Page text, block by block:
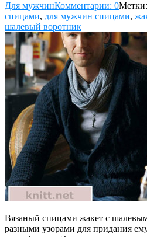
Для мужчинКомментарии: 0Метки:
спицами, для мужчин спицами,
шалевый воротник
Вязаный спицами жакет с
разными узорами для придания